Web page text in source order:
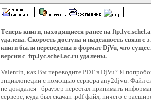
Теперь книги, находящиеся ранее на
удалена. Скорость доступа и надежность связи
книги были переведены в формат DjVu, что
версии с ftp.lyc.schel.ac.ru удалены.
Valentin, как Вы переводите PDF в DjVu? Я
энциклопедии с помощью сервера any2djvu. Файл
не дождался - браузер перестал принимать
сервере, куда был скачан .pdf файл, ничего с